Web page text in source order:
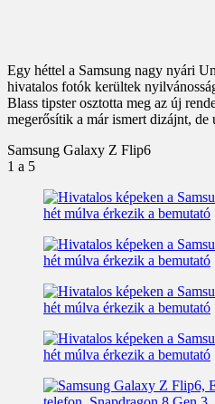
Egy héttel a Samsung nagy nyári
hivatalos fotók kerültek
Blass tipster osztotta meg az új
megerősítik a már ismert dizájnt, de
Samsung Galaxy Z Flip6
1 a 5